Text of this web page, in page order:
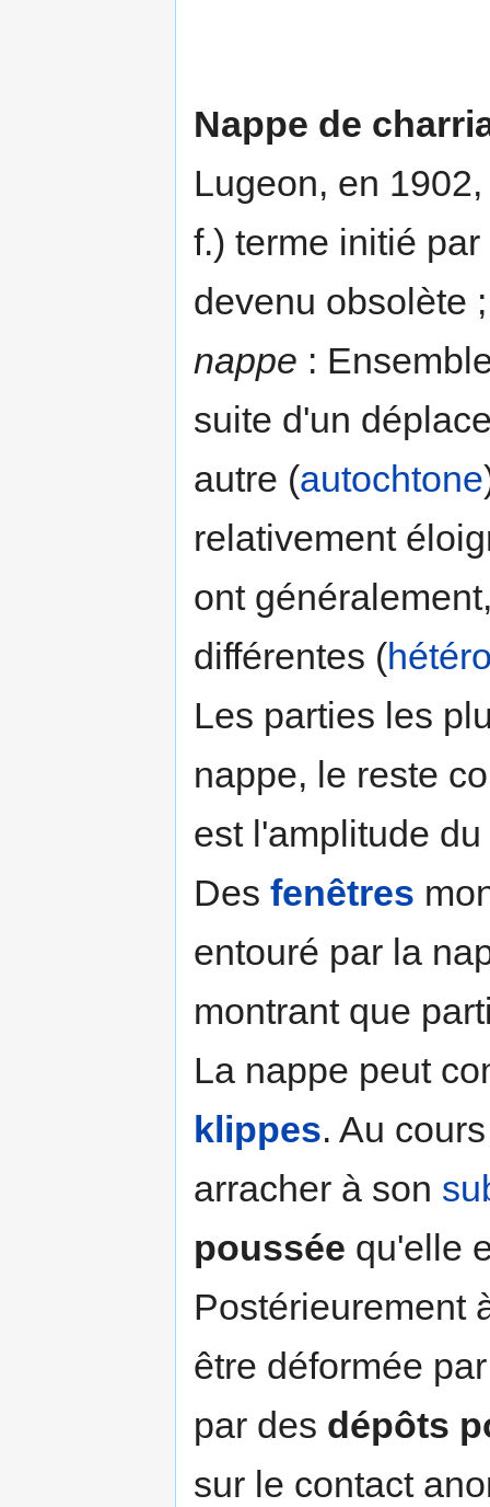
Nappe de
Lugeon, en
f.) terme initié
devenu obsolète
nappe :
suite d'un
autre (autochtone
relativement
ont
différentes (
Les parties les
nappe, le reste
est l'amplitude
Des fenêtres
entouré par la
montrant que
La nappe peut
klippes. Au
arracher à son
poussée qu'elle
Postérieurement
être déformée
par des dépôts
sur le contact